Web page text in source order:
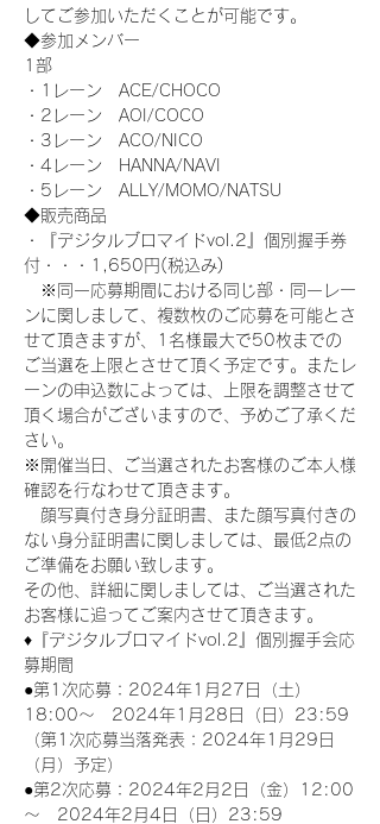
してご参加いただくことが可能です。
◆参加メンバー
1部
・1レーン　ACE/CHOCO
・2レーン　AOI/COCO
・3レーン　ACO/NICO
・4レーン　HANNA/NAVI
・5レーン　ALLY/MOMO/NATSU
◆販売商品
・『デジタルブロマイドvol.2』個別握手券
付・・・1,650円(税込み)
※同一応募期間における同じ部・同一レー
ンに関しまして、複数枚のご応募を可能とさ
せて頂きますが、1名様最大で50枚までの
ご当選を上限とさせて頂く予定です。またレ
ーンの申込数によっては、上限を調整させて
頂く場合がございますので、予めご了承くだ
さい。
※開催当日、ご当選されたお客様のご本人様
確認を行なわせて頂きます。
顔写真付き身分証明書、また顔写真付きの
ない身分証明書に関しましては、最低2点の
ご準備をお願い致します。
その他、詳細に関しましては、ご当選された
お客様に追ってご案内させて頂きます。
♦『デジタルブロマイドvol.2』個別握手会応
募期間
●第1次応募：2024年1月27日（土）
18:00～　2024年1月28日（日）23:59
（第1次応募当落発表：2024年1月29日
（月）予定）
●第2次応募：2024年2月2日（金）12:00
～　2024年2月4日（日）23:59